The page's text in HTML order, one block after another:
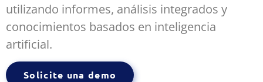
utilizando informes, análisis integrados y
conocimientos basados en inteligencia
artificial.
Solicite una demo